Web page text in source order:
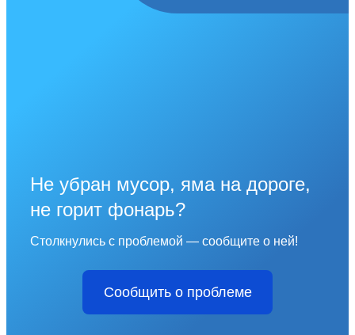
Не убран мусор, яма на дороге,
не горит фонарь?
Столкнулись с проблемой — сообщите о ней!
Сообщить о проблеме